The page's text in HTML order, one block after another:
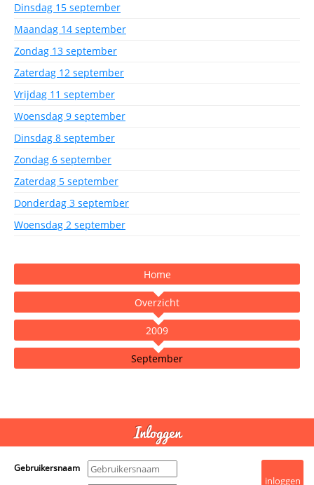
Dinsdag 15 september
Maandag 14 september
Zondag 13 september
Zaterdag 12 september
Vrijdag 11 september
Woensdag 9 september
Dinsdag 8 september
Zondag 6 september
Zaterdag 5 september
Donderdag 3 september
Woensdag 2 september
Home
Overzicht
2009
September
- Advertentie - powered by
Inloggen
Gebruikersnaam